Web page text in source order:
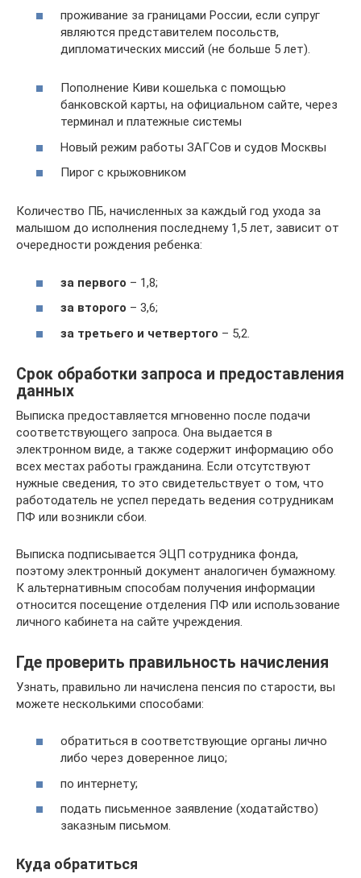
проживание за границами России, если супруг
являются представителем посольств,
дипломатических миссий (не больше 5 лет).
Пополнение Киви кошелька с помощью
банковской карты, на официальном сайте, через
терминал и платежные системы
Новый режим работы ЗАГСов и судов Москвы
Пирог с крыжовником
Количество ПБ, начисленных за каждый год ухода за
малышом до исполнения последнему 1,5 лет, зависит от
очередности рождения ребенка:
за первого – 1,8;
за второго – 3,6;
за третьего и четвертого – 5,2.
Срок обработки запроса и предоставления
данных
Выписка предоставляется мгновенно после подачи
соответствующего запроса. Она выдается в
электронном виде, а также содержит информацию обо
всех местах работы гражданина. Если отсутствуют
нужные сведения, то это свидетельствует о том, что
работодатель не успел передать ведения сотрудникам
ПФ или возникли сбои.
Выписка подписывается ЭЦП сотрудника фонда,
поэтому электронный документ аналогичен бумажному.
К альтернативным способам получения информации
относится посещение отделения ПФ или использование
личного кабинета на сайте учреждения.
Где проверить правильность начисления
Узнать, правильно ли начислена пенсия по старости, вы
можете несколькими способами:
обратиться в соответствующие органы лично
либо через доверенное лицо;
по интернету;
подать письменное заявление (ходатайство)
заказным письмом.
Куда обратиться